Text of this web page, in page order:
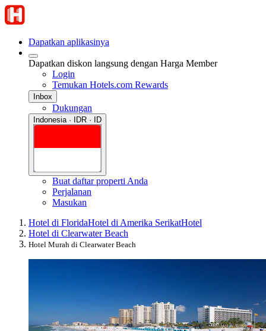
Dapatkan aplikasinya
Dapatkan diskon langsung dengan Harga Member
Login
Temukan Hotels.com Rewards
Inbox
Dukungan
Indonesia · IDR · ID
Buat daftar properti Anda
Perjalanan
Masukan
Hotel di FloridaHotel di Amerika SerikatHotel
Hotel di Clearwater Beach
Hotel Murah di Clearwater Beach